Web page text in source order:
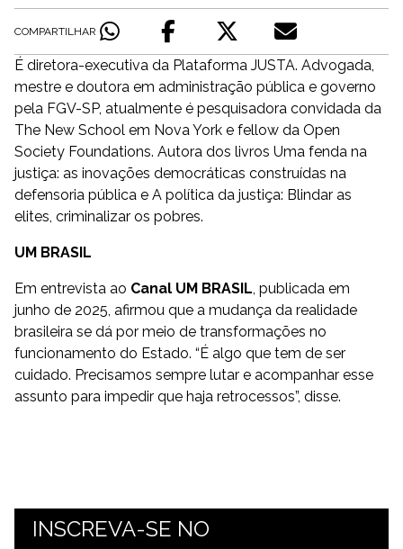
COMPARTILHAR
É diretora-executiva da Plataforma JUSTA. Advogada,
mestre e doutora em administração pública e governo
pela FGV-SP, atualmente é pesquisadora convidada da
The New School em Nova York e fellow da Open
Society Foundations. Autora dos livros Uma fenda na
justiça: as inovações democráticas construídas na
defensoria pública e A política da justiça: Blindar as
elites, criminalizar os pobres.
UM BRASIL
Em entrevista ao Canal UM BRASIL, publicada em
junho de 2025, afirmou que a mudança da realidade
brasileira se dá por meio de transformações no
funcionamento do Estado. “É algo que tem de ser
cuidado. Precisamos sempre lutar e acompanhar esse
assunto para impedir que haja retrocessos”, disse.
INSCREVA-SE NO